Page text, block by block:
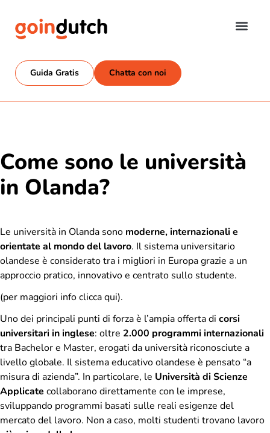
Guida Gratis Chatta con noi
Come sono le università
in Olanda?
Le università in Olanda sono moderne, internazionali e
orientate al mondo del lavoro. Il sistema universitario
olandese è considerato tra i migliori in Europa grazie a un
approccio pratico, innovativo e centrato sullo studente.
(per maggiori infoclicca qui).
Uno dei principali punti di forza è l’ampia offerta di corsi
universitari in inglese: oltre 2.000 programmi internazionali
tra Bachelor e Master, erogati da università riconosciute a
livello globale. Il sistema educativo olandese è pensato “a
misura di azienda”. In particolare, le Università di Scienze
Applicate collaborano direttamente con le imprese,
sviluppando programmi basati sulle reali esigenze del
mercato del lavoro. Non a caso, molti studenti trovano lavoro